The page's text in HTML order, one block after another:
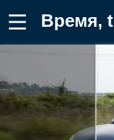
Время, toyota